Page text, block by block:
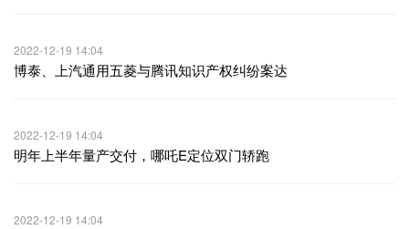
2022-12-19 14:04
博泰、上汽通用五菱与腾讯知识产权纠纷案达
2022-12-19 14:04
明年上半年量产交付，哪吒E定位双门轿跑
2022-12-19 14:04